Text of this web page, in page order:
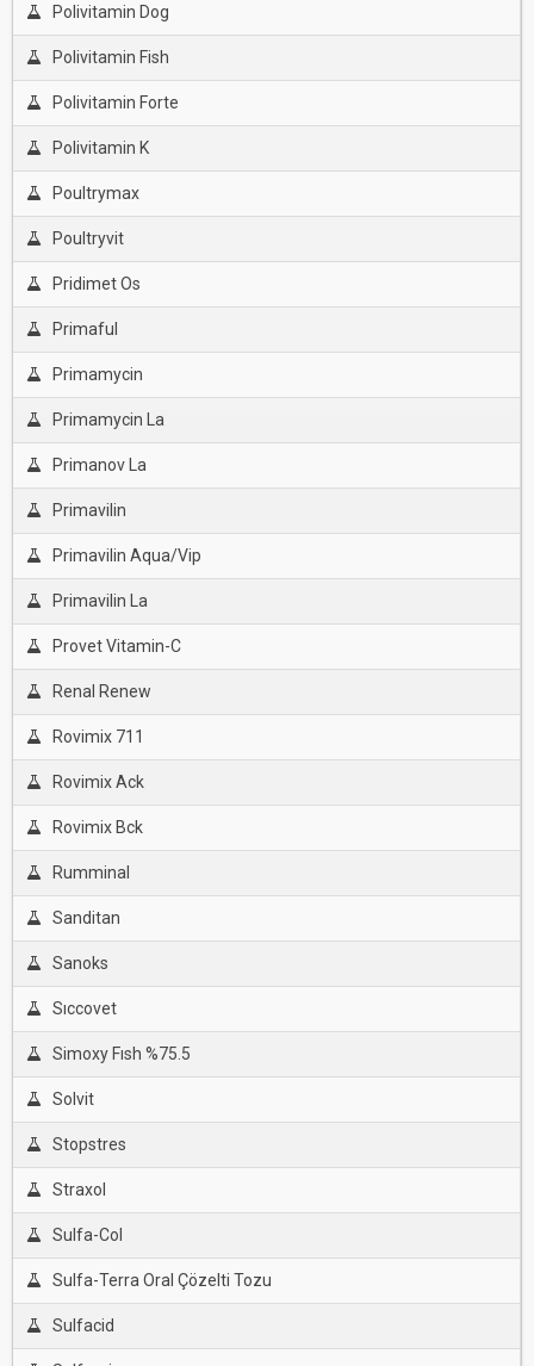
Polivitamin Dog
Polivitamin Fish
Polivitamin Forte
Polivitamin K
Poultrymax
Poultryvit
Pridimet Os
Primaful
Primamycin
Primamycin La
Primanov La
Primavilin
Primavilin Aqua/Vip
Primavilin La
Provet Vitamin-C
Renal Renew
Rovimix 711
Rovimix Ack
Rovimix Bck
Rumminal
Sanditan
Sanoks
Sıccovet
Simoxy Fısh %75.5
Solvit
Stopstres
Straxol
Sulfa-Col
Sulfa-Terra Oral Çözelti Tozu
Sulfacid